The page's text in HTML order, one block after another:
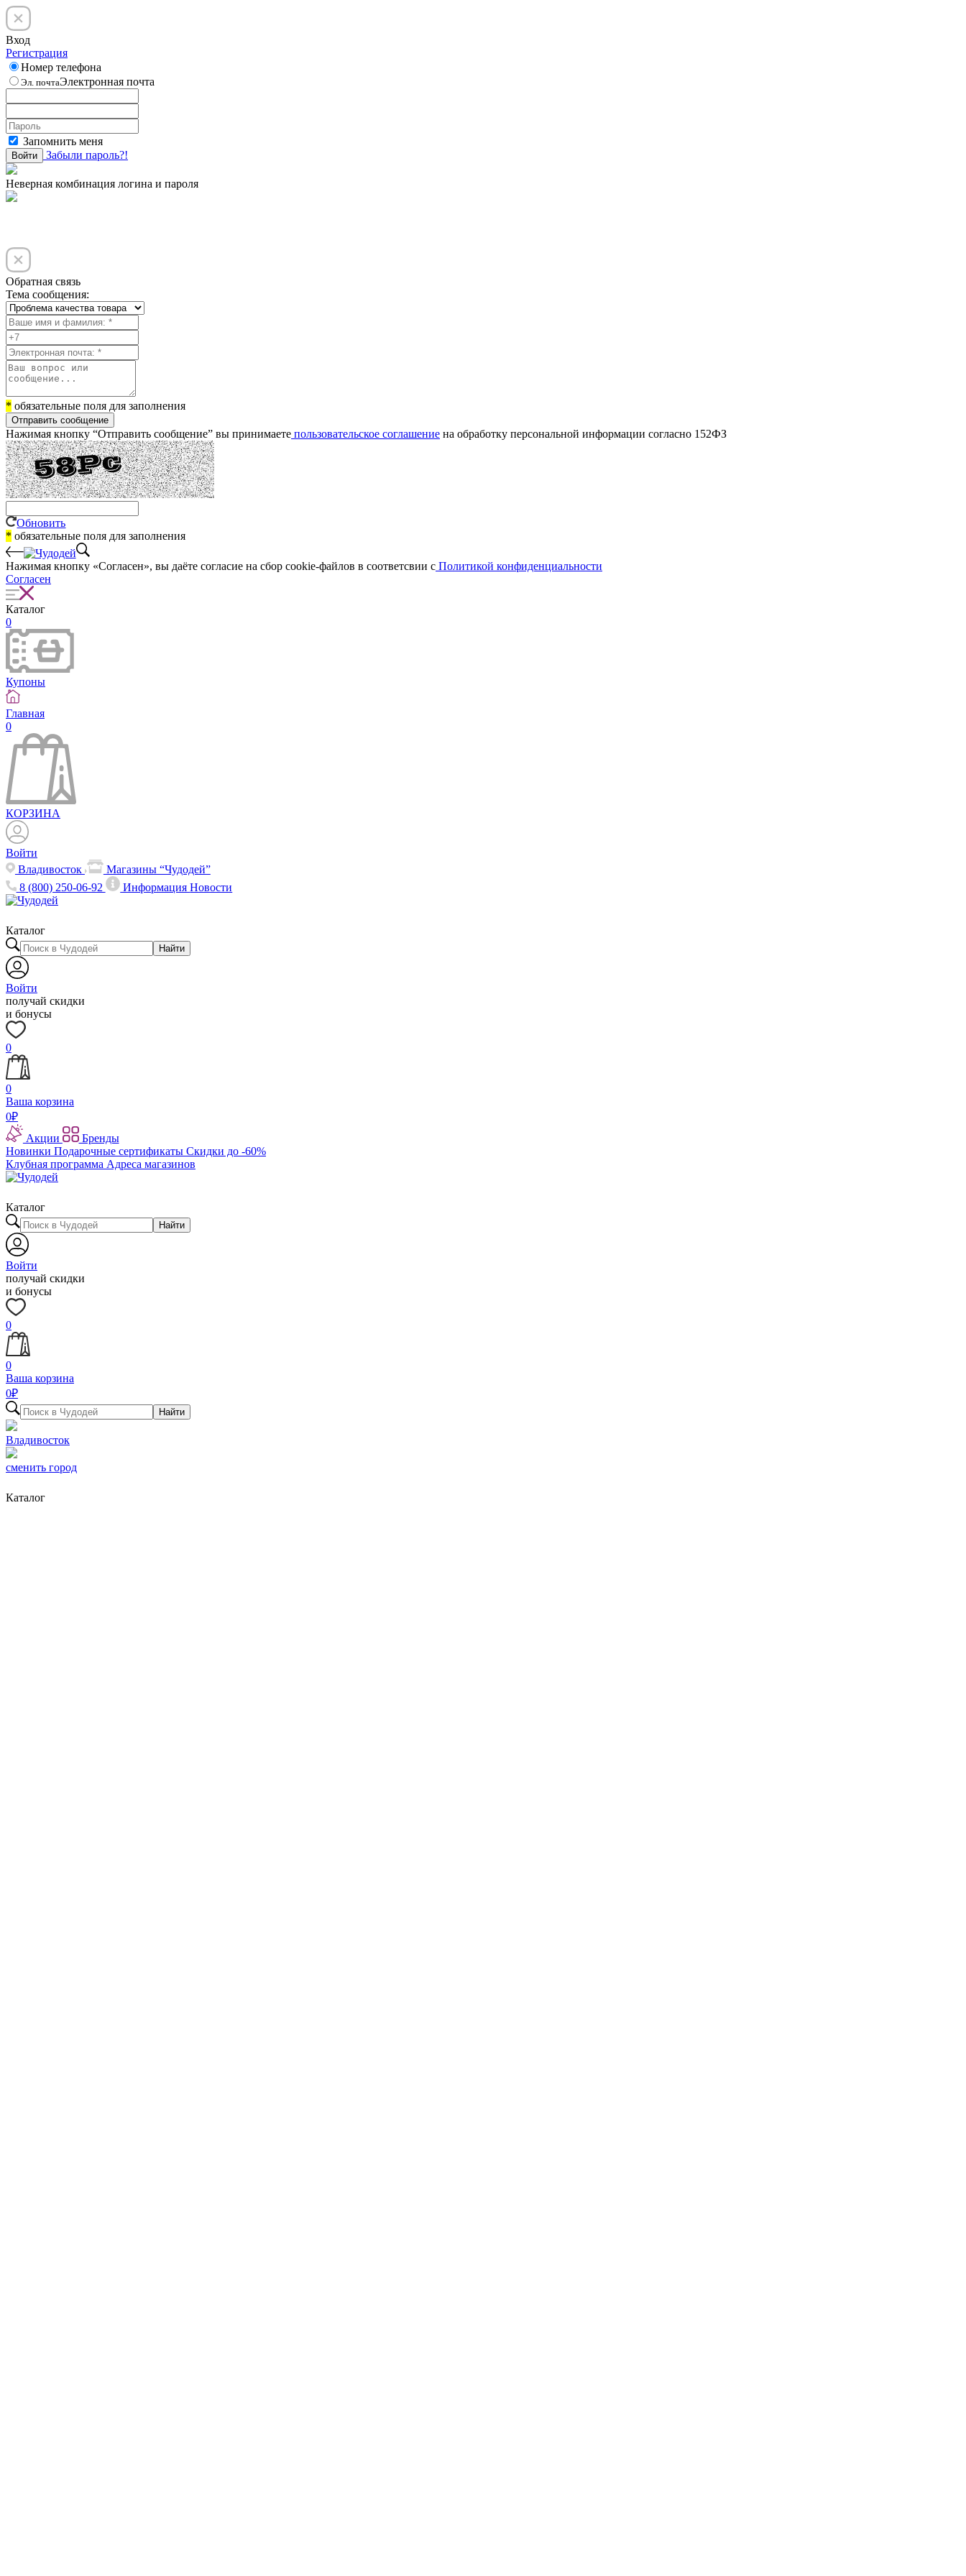
Вход
Регистрация
Номер телефона
Эл. почтаЭлектронная почта
Запомнить меня
Войти Забыли пароль?!
Неверная комбинация логина и пароля
Обратная связь
Тема сообщения:
* обязательные поля для заполнения
Отправить сообщение
Нажимая кнопку “Отправить сообщение” вы принимаете пользовательское соглашение на обработку персональной информации согласно 152ФЗ
Обновить
* обязательные поля для заполнения
Нажимая кнопку «Согласен», вы даёте cогласие на сбор cookie-файлов в соответсвии с Политикой конфиденциальности
Согласен
Каталог
0
Купоны
Главная
0
КОРЗИНА
Войти
Владивосток
Магазины “Чудодей”
8 (800) 250-06-92
ИнформацияНовости
Каталог
Найти
Войти
получай скидки
и бонусы
0
0
Ваша корзина
0₽
Акции
Бренды
Новинки Подарочные сертификаты Скидки до -60%
Клубная программа Адреса магазинов
Каталог
Найти
Войти
получай скидки
и бонусы
0
0
Ваша корзина
0₽
Найти
Владивосток
сменить город
Каталог